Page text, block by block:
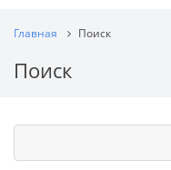
Главная Поиск
Поиск